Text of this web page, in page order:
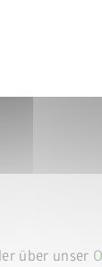
über unser
in
einlösen